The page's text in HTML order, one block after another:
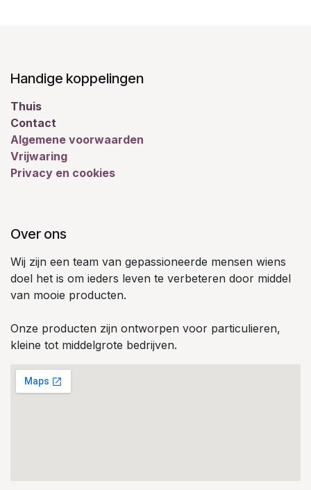
Handige koppelingen
Thuis
Contact
Algemene voorwaarden
Vrijwaring
Privacy en cookies
Over ons
Wij zijn een team van gepassioneerde mensen wiens
doel het is om ieders leven te verbeteren door middel
van mooie producten.
Onze producten zijn ontworpen voor particulieren,
kleine tot middelgrote bedrijven.